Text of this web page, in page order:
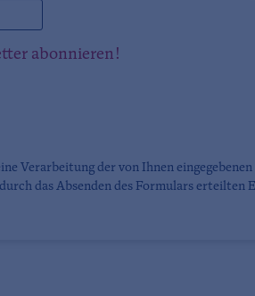
abonnieren!
Verarbeitung der von Ihnen
das Absenden des Formulars erteilten